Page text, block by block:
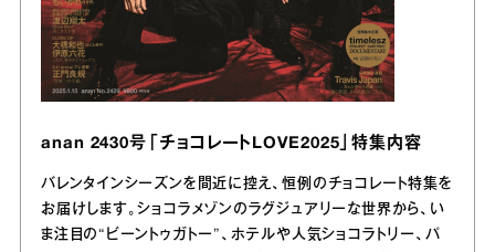
anan 2430号「チョコレートLOVE2025」特集内容
バレンタインシーズンを間近に控え、恒例のチョコレート特集を
お届けします。ショコラメゾンのラグジュアリーな世界から、い
ま注目の“ビーントゥガトー”、ホテルや人気ショコラトリー、パ